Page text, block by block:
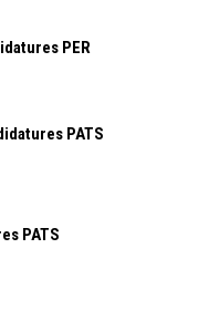
PER
PATS
PATS